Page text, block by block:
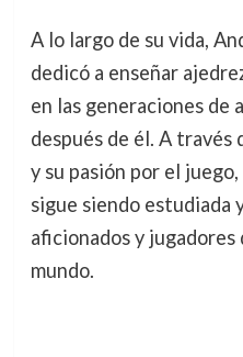
A lo largo de su vida,
dedicó a enseñar
en las generaciones de
después de él. A través
y su pasión por el
sigue siendo estudiada
aficionados y
mundo.